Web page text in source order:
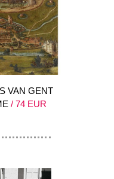
VAN GENT
/ 74 EUR